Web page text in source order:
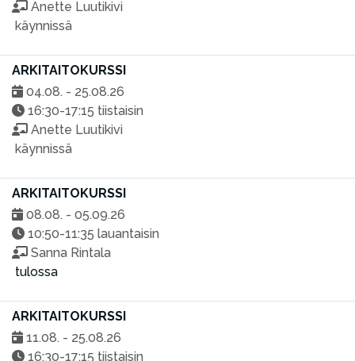
Anette Luutikivi
käynnissä
ARKITAITOKURSSI
04.08. - 25.08.26
16:30-17:15 tiistaisin
Anette Luutikivi
käynnissä
ARKITAITOKURSSI
08.08. - 05.09.26
10:50-11:35 lauantaisin
Sanna Rintala
tulossa
ARKITAITOKURSSI
11.08. - 25.08.26
16:30-17:15 tiistaisin